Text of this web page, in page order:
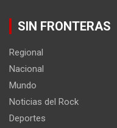
SIN FRONTERAS
Regional
Nacional
Mundo
Noticias del Rock
Deportes